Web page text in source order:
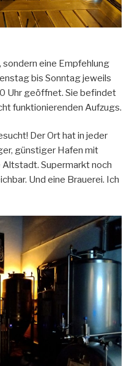
sondern eine Empfehlung
bis Sonntag jeweils
Uhr geöffnet. Sie befindet
funktionierenden Aufzugs.
Der Ort hat in jeder
günstiger Hafen mit
Altstadt. Supermarkt noch
Und eine Brauerei. Ich